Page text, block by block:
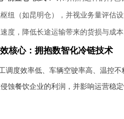
纽（如昆明仓），并视业务量评估
度，降低长途运输带来的货损与成本
核心：拥抱数智化冷链技术
调度效率低、车辆空驶率高、温控
蚀餐饮企业的利润，并影响运营稳定